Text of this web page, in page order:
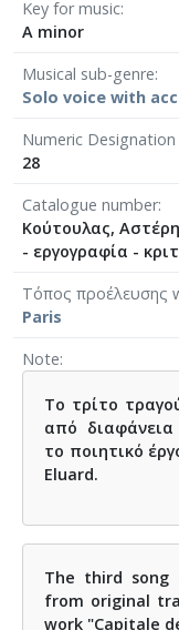
Key for music
A minor
Musical sub-genre
Solo voice with
Numeric
28
Catalogue number
Κούτουλας,
- εργογραφία -
Τόπος προέλευσης
Paris
Note
Το τρίτο
από
το ποιητικό
Eluard.
The third song
from original
work "Capitale